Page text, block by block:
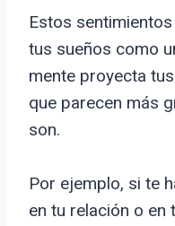
Estos
tus sueños como
mente proyecta
que parecen más
son.
Por ejemplo, si te
en tu relación o en